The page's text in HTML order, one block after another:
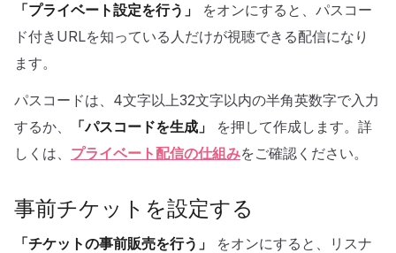
「プライベート設定を行う」
をオンにすると、パスコー
ド付きURLを知っている人だけが視聴できる配信になり
ます。
パスコードは、4文字以上32文字以内の半角英数字で入力
するか、
「パスコードを生成」
を押して作成します。詳
しくは、 プライベート配信の仕組みをご確認ください。
事前チケットを設定する
「チケットの事前販売を行う」 をオンにすると、リスナ